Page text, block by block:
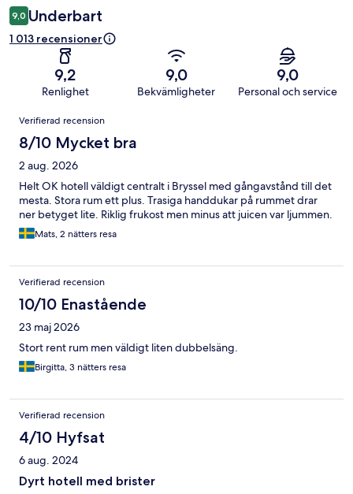
9,0 Underbart
1 013 recensioner
9,2
Renlighet
9,0
Bekvämligheter
9,0
Personal och service
Recensioner
Verifierad recension
8/10 Mycket bra
2 aug. 2026
Helt OK hotell väldigt centralt i Bryssel med gångavstånd till det
mesta. Stora rum ett plus. Trasiga handdukar på rummet drar
ner betyget lite. Riklig frukost men minus att juicen var ljummen.
Mats, 2 nätters resa
Verifierad recension
10/10 Enastående
23 maj 2026
Stort rent rum men väldigt liten dubbelsäng.
Birgitta, 3 nätters resa
Verifierad recension
4/10 Hyfsat
6 aug. 2024
Dyrt hotell med brister